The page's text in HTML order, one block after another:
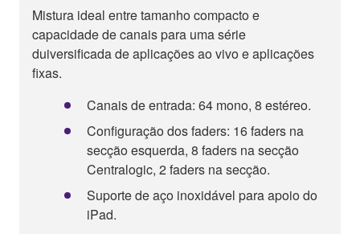
Mistura ideal entre tamanho compacto e
capacidade de canais para uma série
duiversificada de aplicações ao vivo e aplicações
fixas.
Canais de entrada: 64 mono, 8 estéreo.
Configuração dos faders: 16 faders na
secção esquerda, 8 faders na secção
Centralogic, 2 faders na secção.
Suporte de aço inoxidável para apoio do
iPad.